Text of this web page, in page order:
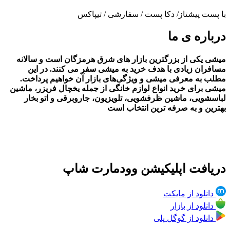
با پست پیشتاز/ دکا پست / سفارشی / تیپاکس
درباره ی ما
میشی یکی از بزرگترین بازار های شرق هرمزگان است و سالانه
مسافران زیادی با هدف خرید به میشی سفر می کنند. در این
مطلب به معرفی میشی و ویژگی‌های بازار آن خواهیم پرداخت.
میشی برای خرید انواع لوازم خانگی از جمله یخچال فریزر، ماشین
لباسشویی، ماشین ظرفشویی، تلویزیون، جاروبرقی و اتو بخار
بهترین و به صرفه ترین انتخاب است
دریافت اپلیکیشن وودمارت شاپ
دانلود از مایکت
دانلود از بازار
دانلود از گوگل پلی